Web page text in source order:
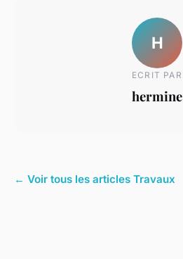
H
ECRIT PAR
hermine
← Voir tous les articles Travaux